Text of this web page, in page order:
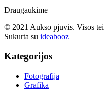
Draugaukime
© 2021 Aukso pjūvis. Visos
Sukurta su ideabooz
Kategorijos
Fotografija
Grafika